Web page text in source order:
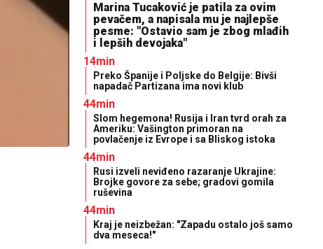
Marina Tucaković je patila za ovim
pevačem, a napisala mu je najlepše
pesme: "Ostavio sam je zbog mlađih
i lepših devojaka"
14min
Preko Španije i Poljske do Belgije: Bivši
napadač Partizana ima novi klub
44min
Slom hegemona! Rusija i Iran tvrd orah za
Ameriku: Vašington primoran na
povlačenje iz Evrope i sa Bliskog istoka
44min
Rusi izveli neviđeno razaranje Ukrajine:
Brojke govore za sebe; gradovi gomila
ruševina
44min
Kraj je neizbežan: "Zapadu ostalo još samo
dva meseca!"